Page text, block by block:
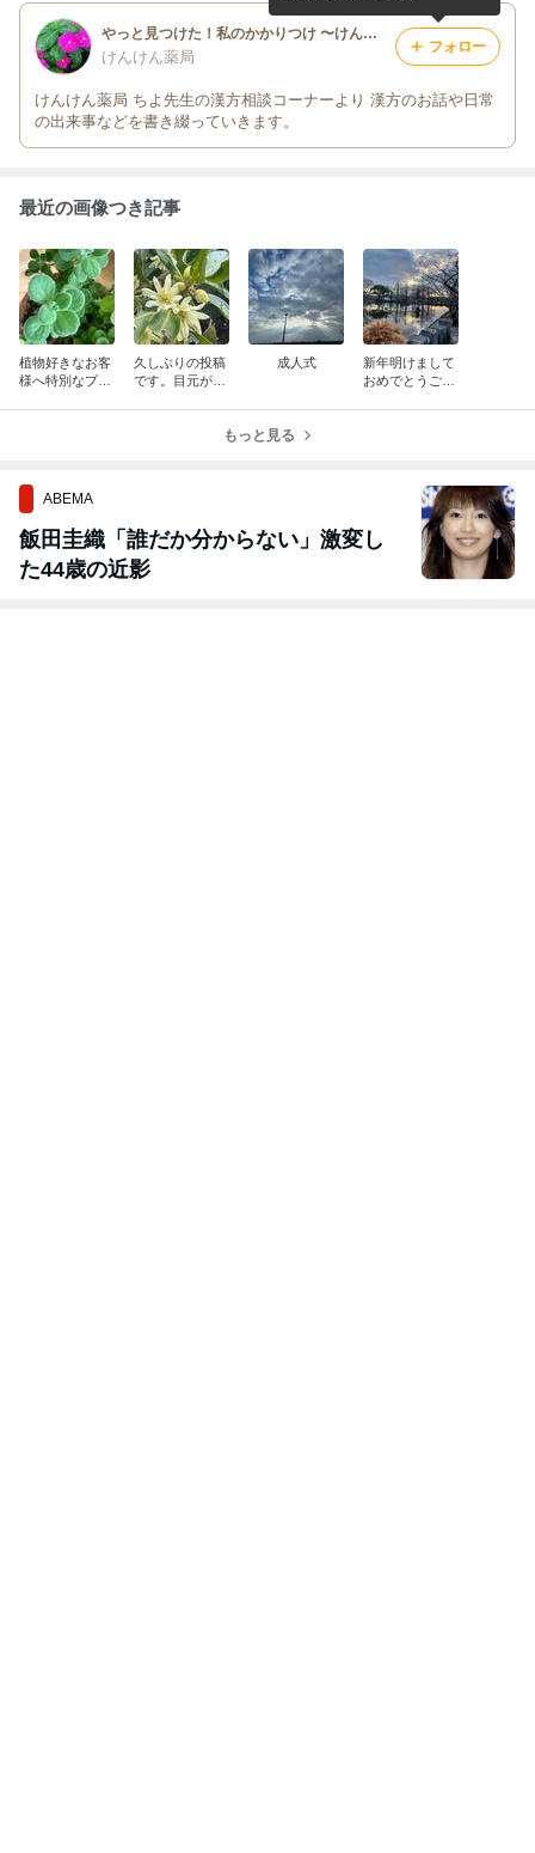
やっと見つけた！私のかかりつけ 〜けんけん薬局〜
けんけん薬局
けんけん薬局 ちよ先生の漢方相談コーナーより 漢方のお話や日常
の出来事などを書き綴っていきます。
フォロー
最近の画像つき記事
植物好きなお客
様へ特別なプレ
久しぶりの投稿
です。目元が重
成人式
新年明けまして
おめでとうござ
もっと見る
ABEMA
飯田圭織「誰だか分からない」激変し
た44歳の近影